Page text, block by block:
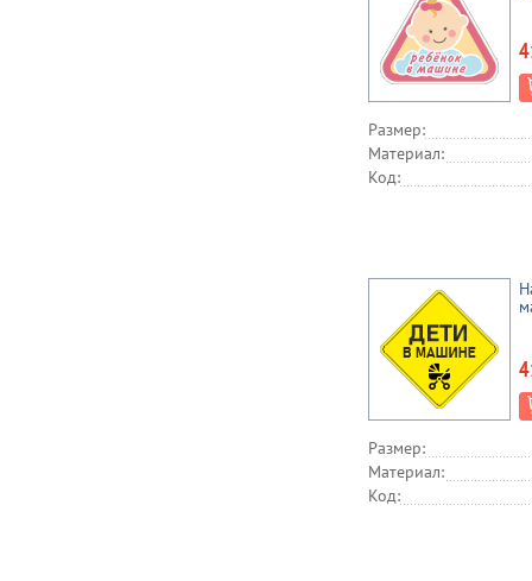
Размер:
Материал:
Код:
Размер:
Материал:
Код: